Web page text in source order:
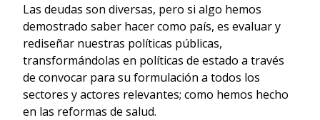
Las deudas son diversas, pero si algo hemos
demostrado saber hacer como país, es evaluar y
rediseñar nuestras políticas públicas,
transformándolas en políticas de estado a través
de convocar para su formulación a todos los
sectores y actores relevantes; como hemos hecho
en las reformas de salud.